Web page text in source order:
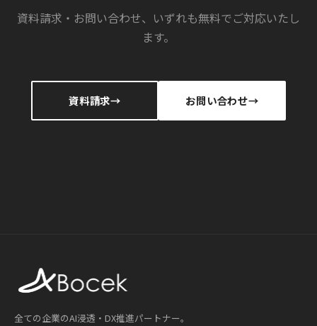
資料請求・お問い合わせ、いずれも無料でご対応いたし
ます。
資料請求 お問い合わせ
全ての企業のAI浸透・DX推進パートナー。